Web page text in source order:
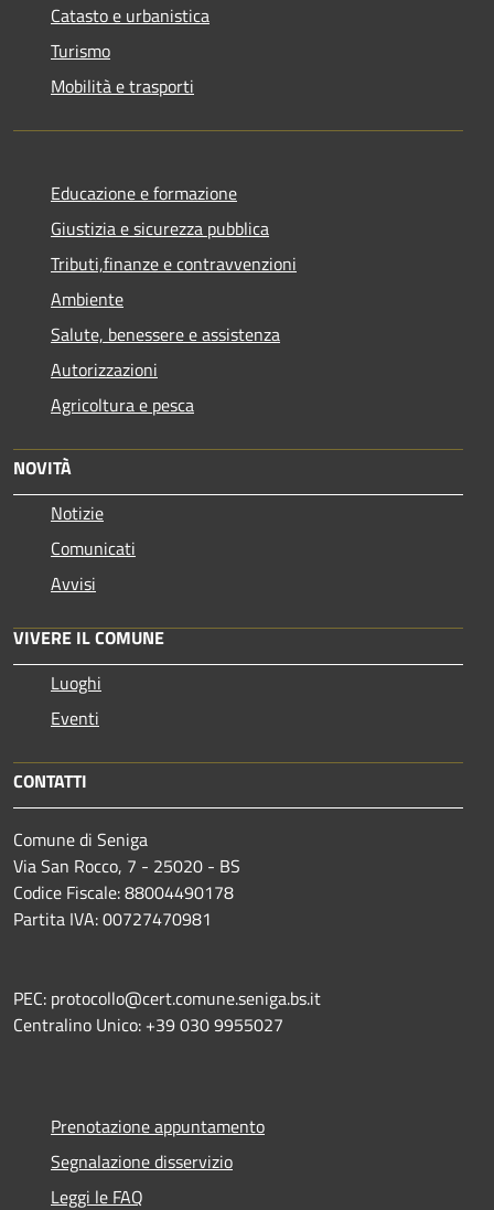
Catasto e urbanistica
Turismo
Mobilità e trasporti
Educazione e formazione
Giustizia e sicurezza pubblica
Tributi,finanze e contravvenzioni
Ambiente
Salute, benessere e assistenza
Autorizzazioni
Agricoltura e pesca
NOVITÀ
Notizie
Comunicati
Avvisi
VIVERE IL COMUNE
Luoghi
Eventi
CONTATTI
Comune di Seniga
Via San Rocco, 7 - 25020 - BS
Codice Fiscale: 88004490178
Partita IVA: 00727470981
PEC: protocollo@cert.comune.seniga.bs.it
Centralino Unico: +39 030 9955027
Prenotazione appuntamento
Segnalazione disservizio
Leggi le FAQ